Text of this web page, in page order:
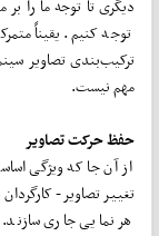
دیگری تا توجه ما را
توجه کنیم. یقیناً
ترکیب‌بندی تصاویر
مهم نیست.
حفظ حرکت تصاویر
از آن جا که ویژگی
تغییر تصاویر- کارگردان
هر نمایی جاری سازند.